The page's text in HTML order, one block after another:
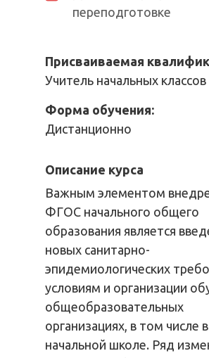
переподготовке
Присваиваемая
Учитель начальных классов
Форма обучения:
Дистанционно
Описание курса
Важным элементом
ФГОС начального общего
образования является
новых санитарно-
эпидемиологических
условиям и организации
общеобразовательных
организациях, в том числе в
начальной школе. Ряд